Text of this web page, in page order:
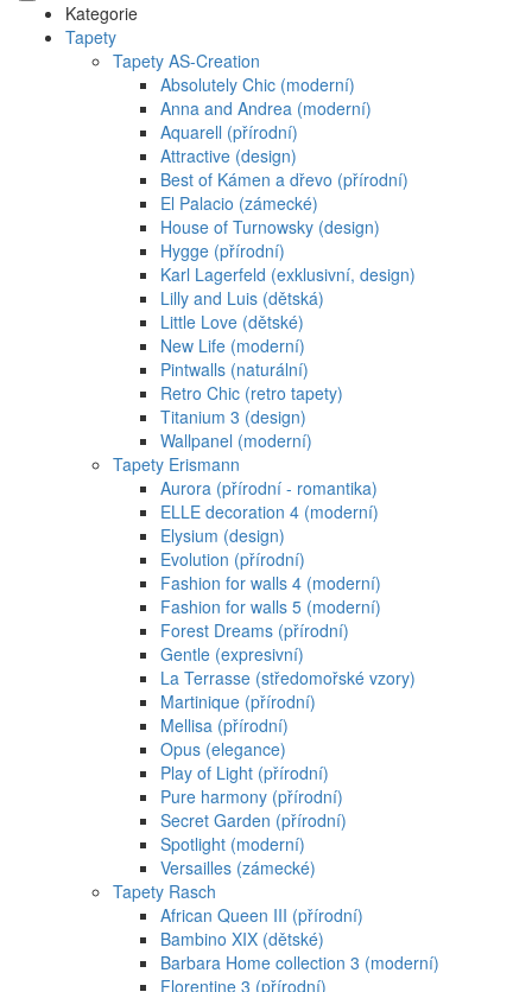
Kategorie
Tapety
Tapety AS-Creation
Absolutely Chic (moderní)
Anna and Andrea (moderní)
Aquarell (přírodní)
Attractive (design)
Best of Kámen a dřevo (přírodní)
El Palacio (zámecké)
House of Turnowsky (design)
Hygge (přírodní)
Karl Lagerfeld (exklusivní, design)
Lilly and Luis (dětská)
Little Love (dětské)
New Life (moderní)
Pintwalls (naturální)
Retro Chic (retro tapety)
Titanium 3 (design)
Wallpanel (moderní)
Tapety Erismann
Aurora (přírodní - romantika)
ELLE decoration 4 (moderní)
Elysium (design)
Evolution (přírodní)
Fashion for walls 4 (moderní)
Fashion for walls 5 (moderní)
Forest Dreams (přírodní)
Gentle (expresivní)
La Terrasse (středomořské vzory)
Martinique (přírodní)
Mellisa (přírodní)
Opus (elegance)
Play of Light (přírodní)
Pure harmony (přírodní)
Secret Garden (přírodní)
Spotlight (moderní)
Versailles (zámecké)
Tapety Rasch
African Queen III (přírodní)
Bambino XIX (dětské)
Barbara Home collection 3 (moderní)
Florentine 3 (přírodní)